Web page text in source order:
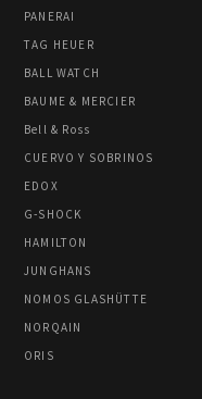
PANERAI
TAG HEUER
BALL WATCH
BAUME & MERCIER
Bell & Ross
CUERVO Y SOBRINOS
EDOX
G-SHOCK
HAMILTON
JUNGHANS
NOMOS GLASHÜTTE
NORQAIN
ORIS